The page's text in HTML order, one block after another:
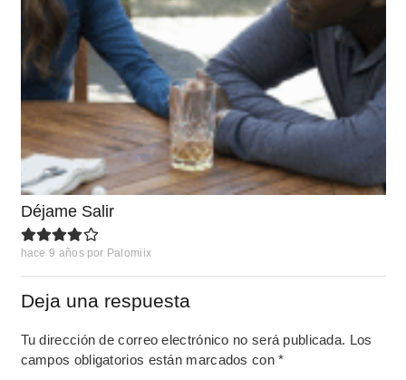
Déjame Salir
hace 9 años por Palomiix
Deja una respuesta
Tu dirección de correo electrónico no será publicada. Los
campos obligatorios están marcados con*